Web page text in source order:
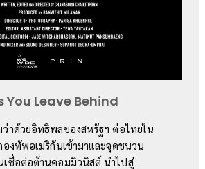
You Leave Behind
ว่าด้วยอิทธิพลของสหรัฐฯ ต่อไทยใน
องทัพอเมริกันเข้ามาและจุดชนวน
เชื่อต่อต้านคอมมิวนิสต์ นำไปสู่